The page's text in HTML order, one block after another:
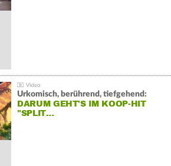
Urkomisch, berührend, tiefgehend:
DARUM GEHT'S IM KOOP-HIT
"SPLIT…